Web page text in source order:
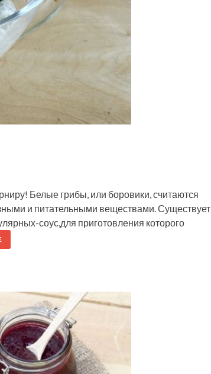
Белые грибы, или боровики, считаются
и питательными веществами. Существует
соус,для приготовления которого